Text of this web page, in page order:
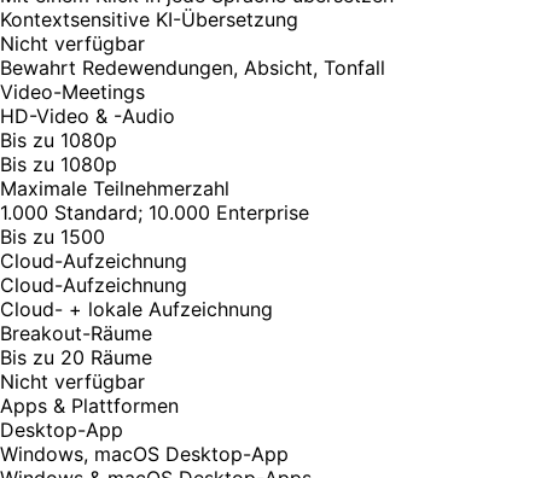
Kontextsensitive KI-Übersetzung
Nicht verfügbar
Bewahrt Redewendungen, Absicht, Tonfall
Video-Meetings
HD-Video & -Audio
Bis zu 1080p
Bis zu 1080p
Maximale Teilnehmerzahl
1.000 Standard; 10.000 Enterprise
Bis zu 1500
Cloud-Aufzeichnung
Cloud-Aufzeichnung
Cloud- + lokale Aufzeichnung
Breakout-Räume
Bis zu 20 Räume
Nicht verfügbar
Apps & Plattformen
Desktop-App
Windows, macOS Desktop-App